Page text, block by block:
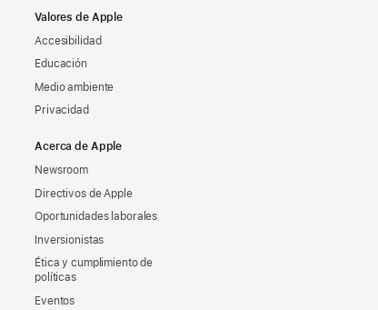
Valores de Apple
Accesibilidad
Educación
Medio ambiente
Privacidad
Acerca de Apple
Newsroom
Directivos de Apple
Oportunidades laborales
Inversionistas
Ética y cumplimiento de
políticas
Eventos